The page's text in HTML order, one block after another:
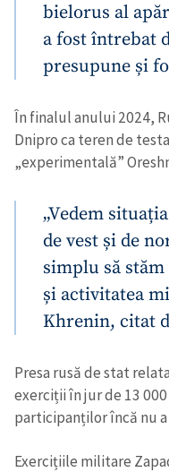
bielorus al
a fost întrebat
presupune și
În finalul anului 2024,
Dnipro ca teren de
„experimentală”
„Vedem
de vest și de
simplu să
și activitatea
Khrenin, citat
Presa rusă de stat
exerciții în jur de 13
participanților încă nu
Exercițiile militare